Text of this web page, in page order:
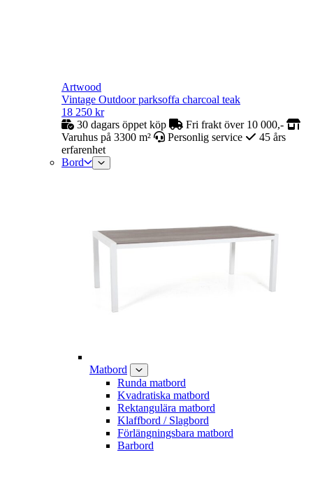
Artwood
Vintage Outdoor parksoffa charcoal teak
18 250 kr
30 dagars öppet köp
Fri frakt över 10 000,-
Varuhus på 3300 m²
Personlig service
45 års
erfarenhet
Bord
Matbord
Runda matbord
Kvadratiska matbord
Rektangulära matbord
Klaffbord / Slagbord
Förlängningsbara matbord
Barbord